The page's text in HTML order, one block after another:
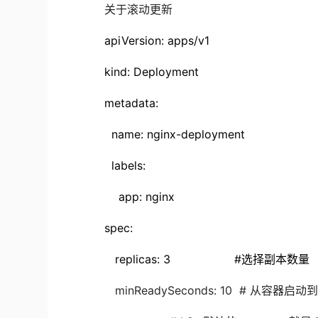
关于滚动更新
apiVersion: apps/v1
kind: Deployment
metadata:
name: nginx-deployment
labels:
app: nginx
spec:
replicas: 3 #选择副本数量
minReadySeconds: 10 # 从容器启动